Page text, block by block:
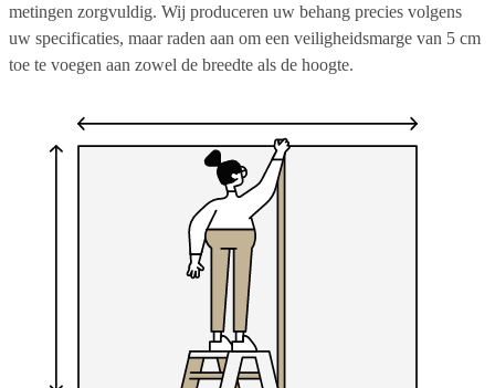
metingen zorgvuldig. Wij produceren uw behang precies volgens
uw specificaties, maar raden aan om een veiligheidsmarge van 5 cm
toe te voegen aan zowel de breedte als de hoogte.